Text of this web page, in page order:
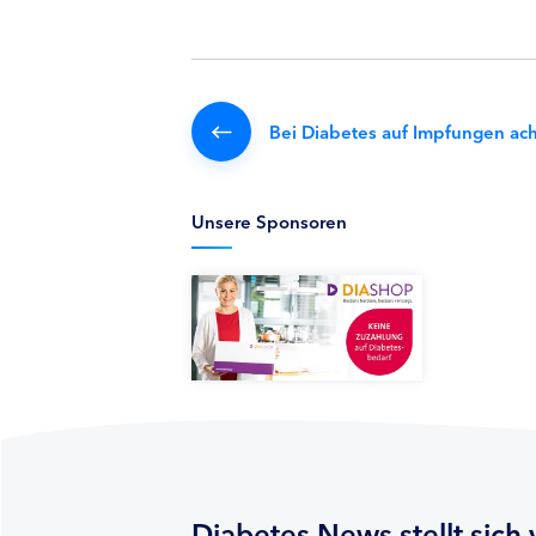
Bei Diabetes auf Impfungen
Unsere Sponsoren